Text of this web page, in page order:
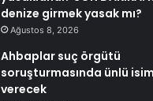
denize girmek yasak mı?
Ağustos 8, 2026
Ahbaplar suç örgütü
soruşturmasında ünlü
verecek